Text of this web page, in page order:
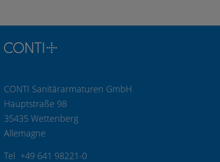
CONTI Sanitärarmaturen GmbH
Hauptstraße 98
35435 Wettenberg
Allemagne
Tel +49 641 98221-0